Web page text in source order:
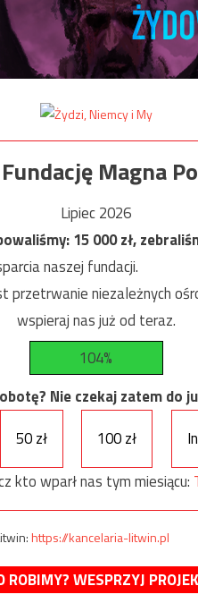
Magna
Lipiec 2026
15 000zł,
naszej fundacji.
niezależnych
wspieraj nas już od teraz.
104%
Nie czekaj zatem do
50 zł 100 zł
kto wparł nas tym miesiącu:
https://kancelaria-litwin.pl
ROBIMY? WESPRZYJ